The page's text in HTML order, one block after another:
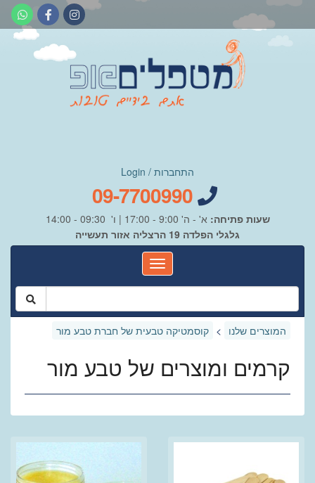
התחברות / Login
שעות פתיחה: א' - ה' 9:00 - 17:00 | ו' 09:30 - 14:00
גלגלי הפלדה 19 הרצליה אזור תעשייה
המוצרים שלנו > קוסמטיקה טבעית של חברת טבע מור
קרמים ומוצרים של טבע מור